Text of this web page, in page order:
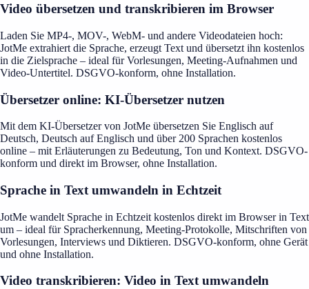
Video übersetzen und transkribieren im Browser
Laden Sie MP4-, MOV-, WebM- und andere Videodateien hoch:
JotMe extrahiert die Sprache, erzeugt Text und übersetzt ihn kostenlos
in die Zielsprache – ideal für Vorlesungen, Meeting-Aufnahmen und
Video-Untertitel. DSGVO-konform, ohne Installation.
Übersetzer online: KI-Übersetzer nutzen
Mit dem KI-Übersetzer von JotMe übersetzen Sie Englisch auf
Deutsch, Deutsch auf Englisch und über 200 Sprachen kostenlos
online – mit Erläuterungen zu Bedeutung, Ton und Kontext. DSGVO-
konform und direkt im Browser, ohne Installation.
Sprache in Text umwandeln in Echtzeit
JotMe wandelt Sprache in Echtzeit kostenlos direkt im Browser in Text
um – ideal für Spracherkennung, Meeting-Protokolle, Mitschriften von
Vorlesungen, Interviews und Diktieren. DSGVO-konform, ohne Gerät
und ohne Installation.
Video transkribieren: Video in Text umwandeln